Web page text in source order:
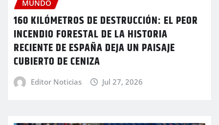
MUNDO
160 KILÓMETROS DE DESTRUCCIÓN: EL PEOR
INCENDIO FORESTAL DE LA HISTORIA
RECIENTE DE ESPAÑA DEJA UN PAISAJE
CUBIERTO DE CENIZA
Editor Noticias Jul 27, 2026